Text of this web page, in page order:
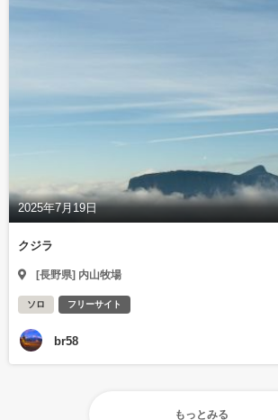
2025年7月19日
クジラ
[長野県] 内山牧場
ソロ フリーサイト
br58
もっとみる